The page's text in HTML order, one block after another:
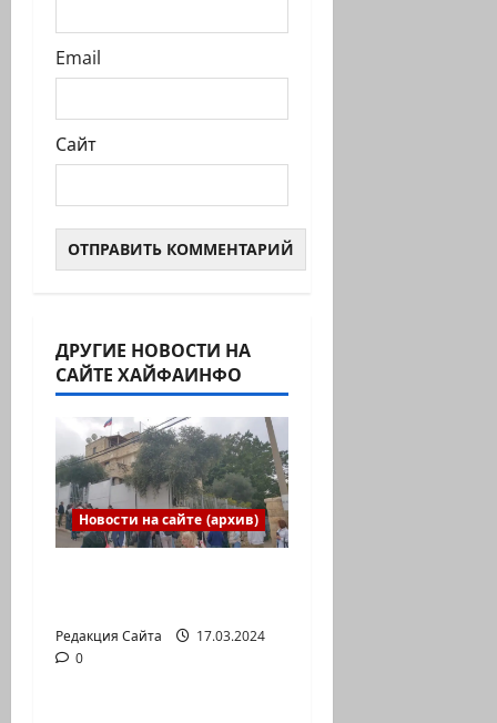
Email
Сайт
ДРУГИЕ НОВОСТИ НА
САЙТЕ ХАЙФАИНФО
Новости на сайте (архив)
Редакция Сайта
17.03.2024
0Новости на сайте (архив)